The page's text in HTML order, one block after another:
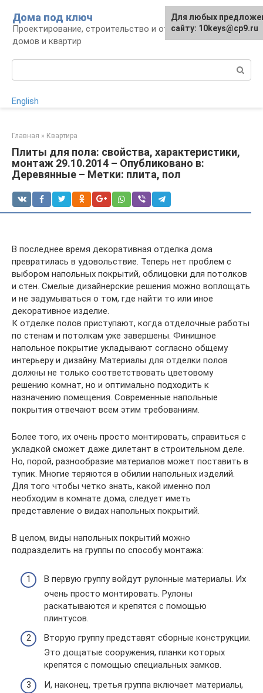
контенту
Дома под ключ
Проектирование, строительство и отделка
домов и квартир
English
Главная » Квартира
Плиты для пола: свойства, характеристики,
монтаж 29.10.2014 – Опубликовано в:
Деревянные – Метки: плита, пол
В последнее время декоративная отделка дома
превратилась в удовольствие. Теперь нет проблем с
выбором напольных покрытий, облицовки для потолков
и стен. Смелые дизайнерские решения можно воплощать
и не задумываться о том, где найти то или иное
декоративное изделие.
К отделке полов приступают, когда отделочные работы
по стенам и потолкам уже завершены. Финишное
напольное покрытие укладывают согласно общему
интерьеру и дизайну. Материалы для отделки полов
должны не только соответствовать цветовому
решению комнат, но и оптимально подходить к
назначению помещения. Современные напольные
покрытия отвечают всем этим требованиям.
Более того, их очень просто монтировать, справиться с
укладкой сможет даже дилетант в строительном деле.
Но, порой, разнообразие материалов может поставить в
тупик. Многие теряются в обилии напольных изделий.
Для того чтобы четко знать, какой именно пол
необходим в комнате дома, следует иметь
представление о видах напольных покрытий.
В целом, виды напольных покрытий можно
подразделить на группы по способу монтажа:
В первую группу войдут рулонные материалы. Их
очень просто монтировать. Рулоны
раскатываются и крепятся с помощью
плинтусов.
Вторую группу представят сборные конструкции.
Это дощатые сооружения, планки которых
крепятся с помощью специальных замков.
И, наконец, третья группа включает материалы,
Для любых
сайту: 10keys@cp9.ru